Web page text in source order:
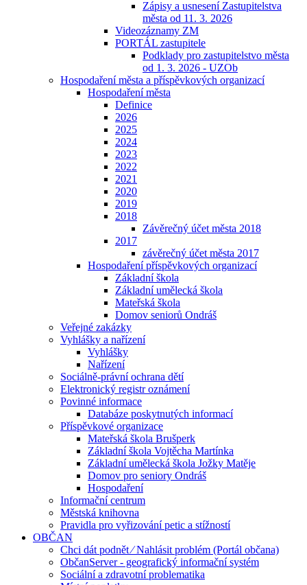
Zápisy a usnesení Zastupitelstva
města od 11. 3. 2026
Videozáznamy ZM
PORTÁL zastupitele
Podklady pro zastupitelstvo města
od 1. 3. 2026 - UZOb
Hospodaření města a příspěvkových organizací
Hospodaření města
Definice
2026
2025
2024
2023
2022
2021
2020
2019
2018
Závěrečný účet města 2018
2017
závěrečný účet města 2017
Hospodaření příspěvkových organizací
Základní škola
Základní umělecká škola
Mateřská škola
Domov seniorů Ondráš
Veřejné zakázky
Vyhlášky a nařízení
Vyhlášky
Nařízení
Sociálně-právní ochrana dětí
Elektronický registr oznámení
Povinné informace
Databáze poskytnutých informací
Příspěvkové organizace
Mateřská škola Brušperk
Základní škola Vojtěcha Martínka
Základní umělecká škola Jožky Matěje
Domov pro seniory Ondráš
Hospodaření
Informační centrum
Městská knihovna
Pravidla pro vyřizování petic a stížností
OBČAN
Chci dát podnět ⁄ Nahlásit problém (Portál občana)
ObčanServer - geografický informační systém
Sociální a zdravotní problematika